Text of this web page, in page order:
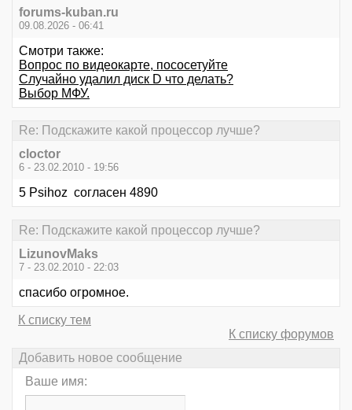
forums-kuban.ru
09.08.2026 - 06:41
Смотри также:
Вопрос по видеокарте, пососетуйте
Случайно удалил диск D что делать?
Выбор МФУ.
Re: Подскажите какой процессор лучше?
cloctor
6 - 23.02.2010 - 19:56
5 Psihoz согласен 4890
Re: Подскажите какой процессор лучше?
LizunovMaks
7 - 23.02.2010 - 22:03
спасибо огромное.
К списку тем
К списку форумов
Добавить новое сообщение
Ваше имя: